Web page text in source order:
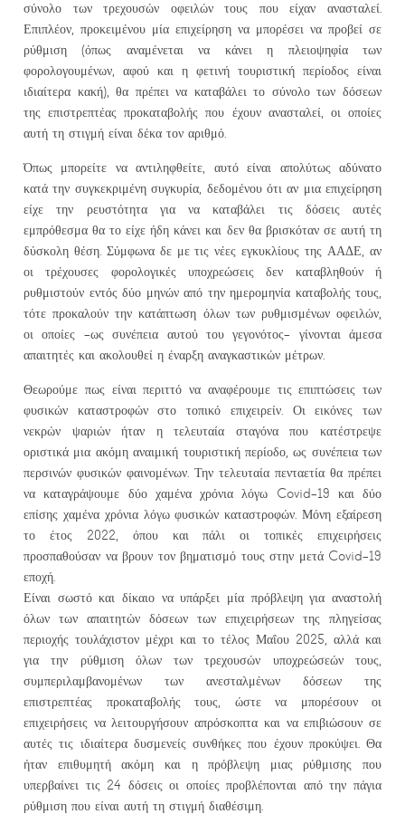
σύνολο των τρεχουσών οφειλών τους που είχαν ανασταλεί.
Επιπλέον, προκειμένου μία επιχείρηση να μπορέσει να προβεί σε
ρύθμιση (όπως αναμένεται να κάνει η πλειοψηφία των
φορολογουμένων, αφού και η φετινή τουριστική περίοδος είναι
ιδιαίτερα κακή), θα πρέπει να καταβάλει το σύνολο των δόσεων
της επιστρεπτέας προκαταβολής που έχουν ανασταλεί, οι οποίες
αυτή τη στιγμή είναι δέκα τον αριθμό.
Όπως μπορείτε να αντιληφθείτε, αυτό είναι απολύτως αδύνατο
κατά την συγκεκριμένη συγκυρία, δεδομένου ότι αν μια επιχείρηση
είχε την ρευστότητα για να καταβάλει τις δόσεις αυτές
εμπρόθεσμα θα το είχε ήδη κάνει και δεν θα βρισκόταν σε αυτή τη
δύσκολη θέση. Σύμφωνα δε με τις νέες εγκυκλίους της ΑΑΔΕ, αν
οι τρέχουσες φορολογικές υποχρεώσεις δεν καταβληθούν ή
ρυθμιστούν εντός δύο μηνών από την ημερομηνία καταβολής τους,
τότε προκαλούν την κατάπτωση όλων των ρυθμισμένων οφειλών,
οι οποίες -ως συνέπεια αυτού του γεγονότος- γίνονται άμεσα
απαιτητές και ακολουθεί η έναρξη αναγκαστικών μέτρων.
Θεωρούμε πως είναι περιττό να αναφέρουμε τις επιπτώσεις των
φυσικών καταστροφών στο τοπικό επιχειρείν. Οι εικόνες των
νεκρών ψαριών ήταν η τελευταία σταγόνα που κατέστρεψε
οριστικά μια ακόμη αναιμική τουριστική περίοδο, ως συνέπεια των
περσινών φυσικών φαινομένων. Την τελευταία πενταετία θα πρέπει
να καταγράψουμε δύο χαμένα χρόνια λόγω Covid-19 και δύο
επίσης χαμένα χρόνια λόγω φυσικών καταστροφών. Μόνη εξαίρεση
το έτος 2022, όπου και πάλι οι τοπικές επιχειρήσεις
προσπαθούσαν να βρουν τον βηματισμό τους στην μετά Covid-19
εποχή.
Είναι σωστό και δίκαιο να υπάρξει μία πρόβλεψη για αναστολή
όλων των απαιτητών δόσεων των επιχειρήσεων της πληγείσας
περιοχής τουλάχιστον μέχρι και το τέλος Μαΐου 2025, αλλά και
για την ρύθμιση όλων των τρεχουσών υποχρεώσεών τους,
συμπεριλαμβανομένων των ανεσταλμένων δόσεων της
επιστρεπτέας προκαταβολής τους, ώστε να μπορέσουν οι
επιχειρήσεις να λειτουργήσουν απρόσκοπτα και να επιβιώσουν σε
αυτές τις ιδιαίτερα δυσμενείς συνθήκες που έχουν προκύψει. Θα
ήταν επιθυμητή ακόμη και η πρόβλεψη μιας ρύθμισης που
υπερβαίνει τις 24 δόσεις οι οποίες προβλέπονται από την πάγια
ρύθμιση που είναι αυτή τη στιγμή διαθέσιμη.